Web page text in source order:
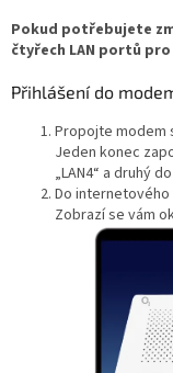
Pokud potřebujete
čtyřech LAN portů
Přihlášení do
Propojte modem
Jeden konec
„LAN4“ a druhý
Do
Zobrazí se vám